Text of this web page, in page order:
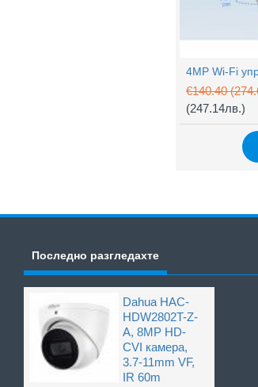
€140.40
(247.14лв.)
Последно разгледахте
Dahua HAC-
HDW2802T-Z-
A, 8MP HD-
CVI камера,
3.7-11mm VF,
IR 60m